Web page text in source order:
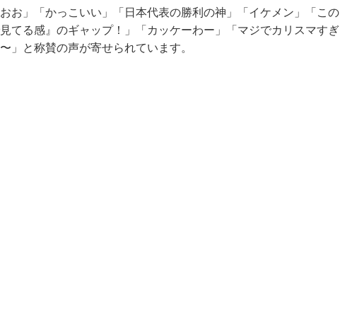
お」「かっこいい」「日本代表の勝利の神」「イケメン」「この
てる感』のギャップ！」「カッケーわー」「マジでカリスマすぎ
」と称賛の声が寄せられています。